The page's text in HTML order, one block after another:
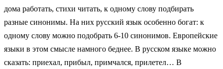
дома работать, стихи читать, к одному слову подбирать
разные синонимы. На них русский язык особенно богат: к
одному слову можно подобрать 6-10 синонимов. Европейские
языки в этом смысле намного беднее. В русском языке можно
сказать: приехал, прибыл, примчался, прилетел… В